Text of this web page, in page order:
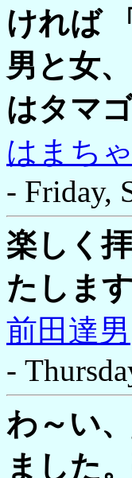
ければ
男と女
はタマ
はまち
- Friday,
楽しく
たします
前田達男
-
わ～い
ました